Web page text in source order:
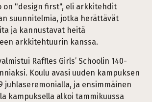
on "design first", eli arkkitehdit
suunnitelmia, jotka herättävät
ja kannustavat heitä
arkkitehtuurin kanssa.
Raffles Girls’ Schoolin 140-
Koulu avasi uuden kampuksen
juhlaseremonialla, ja ensimmäinen
kampuksella alkoi tammikuussa